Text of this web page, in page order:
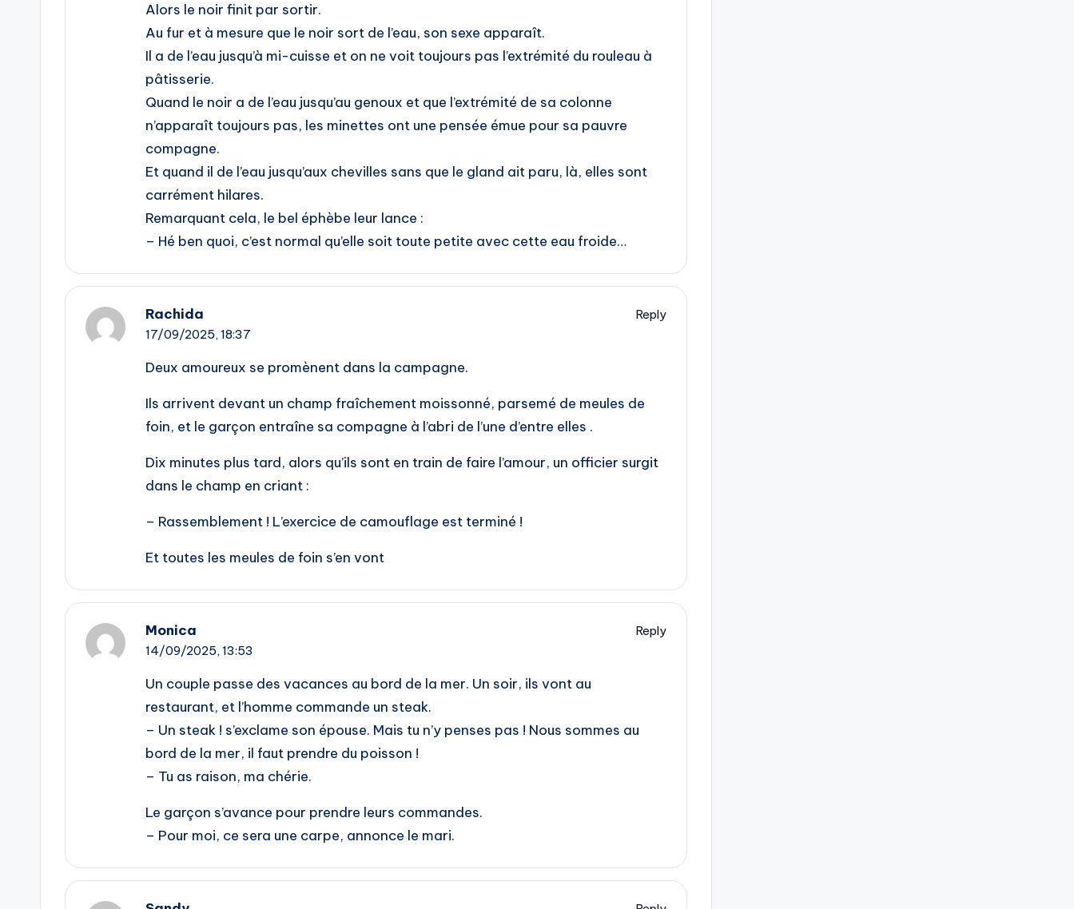
Alors le noir finit par sortir.
Au fur et à mesure que le noir sort de l’eau, son sexe apparaît.
Il a de l’eau jusqu’à mi-cuisse et on ne voit toujours pas l’extrémité du rouleau à
pâtisserie.
Quand le noir a de l’eau jusqu’au genoux et que l’extrémité de sa colonne
n’apparaît toujours pas, les minettes ont une pensée émue pour sa pauvre
compagne.
Et quand il de l’eau jusqu’aux chevilles sans que le gland ait paru, là, elles sont
carrément hilares.
Remarquant cela, le bel éphèbe leur lance :
– Hé ben quoi, c’est normal qu’elle soit toute petite avec cette eau froide…
Rachida
Reply
17/09/2025, 18:37
Deux amoureux se promènent dans la campagne.
Ils arrivent devant un champ fraîchement moissonné, parsemé de meules de
foin, et le garçon entraîne sa compagne à l’abri de l’une d’entre elles .
Dix minutes plus tard, alors qu’ils sont en train de faire l’amour, un officier surgit
dans le champ en criant :
– Rassemblement ! L’exercice de camouflage est terminé !
Et toutes les meules de foin s’en vont
Monica
Reply
14/09/2025, 13:53
Un couple passe des vacances au bord de la mer. Un soir, ils vont au
restaurant, et l’homme commande un steak.
– Un steak ! s’exclame son épouse. Mais tu n’y penses pas ! Nous sommes au
bord de la mer, il faut prendre du poisson !
– Tu as raison, ma chérie.
Le garçon s’avance pour prendre leurs commandes.
– Pour moi, ce sera une carpe, annonce le mari.